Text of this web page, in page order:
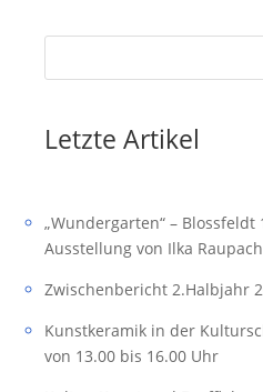
Letzte Artikel
„Wundergarten“ – Blossfeldt
Ausstellung von Ilka
Zwischenbericht 2.Halbjahr
Kunstkeramik in der
von 13.00 bis 16.00 Uhr